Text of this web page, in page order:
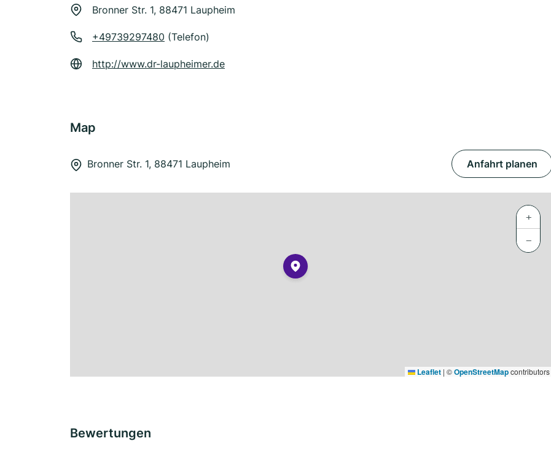
Bronner Str. 1, 88471 Laupheim
+49739297480 (Telefon)
http://www.dr-laupheimer.de
Map
Bronner Str. 1, 88471 Laupheim Anfahrt planen
+
−
Leaflet | ©OpenStreetMapcontributors
Bewertungen